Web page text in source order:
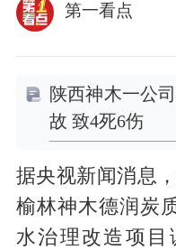
第一看点
陕西神木一公
故 致4死6伤
据央视新闻消息
榆林神木德润炭
水治理改造项目